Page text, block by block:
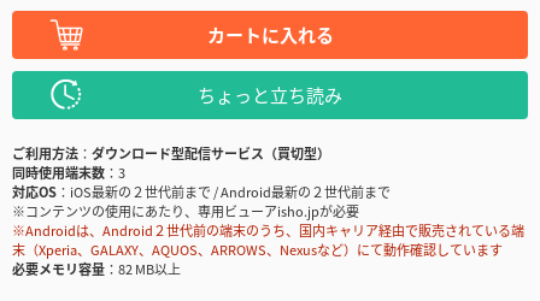
カートに入れる
ちょっと立ち読み
ご利用方法
ダウンロード型配信サービス（買切型）
同時使用端末数
3
対応OS
iOS最新の２世代前まで / Android最新の２世代前まで
※コンテンツの使用にあたり、専用ビューアisho.jpが必要
※Androidは、Android２世代前の端末のうち、国内キャリア経由で販売されている端
末（Xperia、GALAXY、AQUOS、ARROWS、Nexusなど）にて動作確認しています
必要メモリ容量
82 MB以上